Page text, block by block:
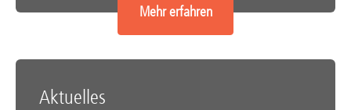
Mehr erfahren
Aktuelles